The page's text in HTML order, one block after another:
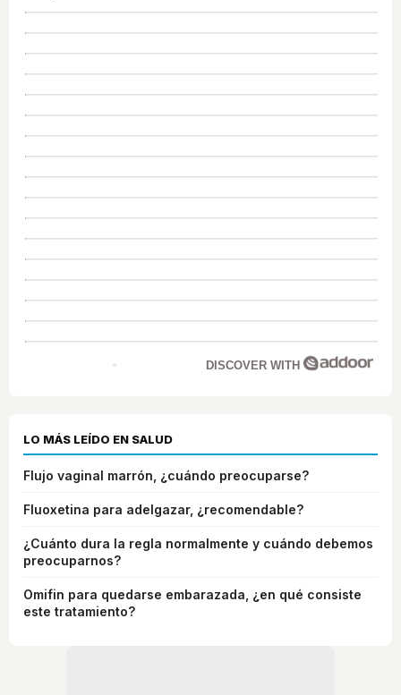
DISCOVER WITH
LO MÁS LEÍDO EN SALUD
Flujo vaginal marrón, ¿cuándo preocuparse?
Fluoxetina para adelgazar, ¿recomendable?
¿Cuánto dura la regla normalmente y cuándo debemos
preocuparnos?
Omifin para quedarse embarazada, ¿en qué consiste
este tratamiento?